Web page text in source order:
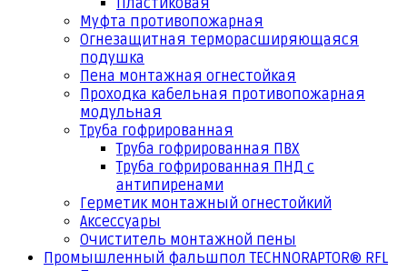
Пластиковая
Муфта противопожарная
Огнезащитная терморасширяющаяся
подушка
Пена монтажная огнестойкая
Проходка кабельная противопожарная
модульная
Труба гофрированная
Труба гофрированная ПВХ
Труба гофрированная ПНД с
антипиренами
Герметик монтажный огнестойкий
Аксессуары
Очиститель монтажной пены
Промышленный фальшпол TECHNORAPTOR® RFL